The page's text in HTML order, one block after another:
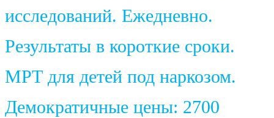
исследований. Ежедневно.
Результаты в короткие сроки.
МРТ для детей под наркозом.
Демократичные цены: 2700